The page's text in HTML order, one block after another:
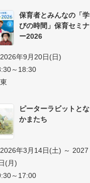
保育者とみんなの「学
びの時間」保育セミナ
ー2026
年9月20日(日)
～18:30
ピーターラビットとな
かまたち
年3月14日(土) ～ 2027
(月)
～17:00